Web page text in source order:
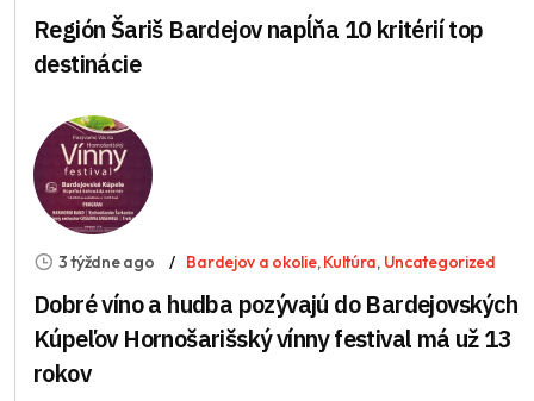
Región Šariš Bardejov napĺňa 10 kritérií top
destinácie
3 týždne ago Bardejov a okolie,Kultúra, Uncategorized
Dobré víno a hudba pozývajú do Bardejovských
Kúpeľov Hornošarišský vínny festival má už 13
rokov